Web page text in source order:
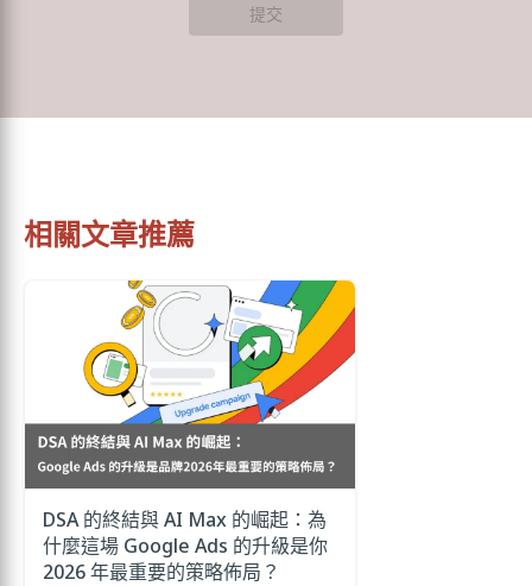
提交
相關文章推薦
DSA 的終結與 AI Max 的崛起：為
什麼這場 Google Ads 的升級是你
2026 年最重要的策略佈局？